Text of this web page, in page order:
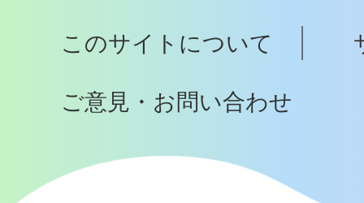
へ
このサイトについて
ご意見・お問い合わせ